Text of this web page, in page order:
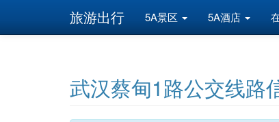
旅游出行 5A景区 5A酒店
武汉蔡甸1路公交线路